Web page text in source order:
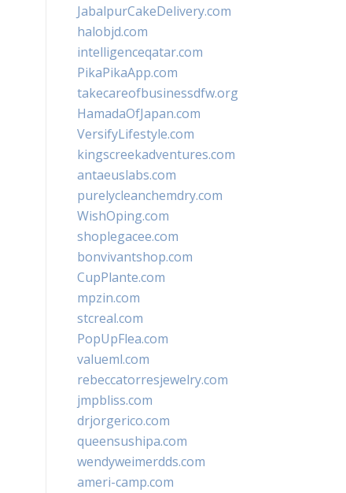
JabalpurCakeDelivery.com
halobjd.com
intelligenceqatar.com
PikaPikaApp.com
takecareofbusinessdfw.org
HamadaOfJapan.com
VersifyLifestyle.com
kingscreekadventures.com
antaeuslabs.com
purelycleanchemdry.com
WishOping.com
shoplegacee.com
bonvivantshop.com
CupPlante.com
mpzin.com
stcreal.com
PopUpFlea.com
valueml.com
rebeccatorresjewelry.com
jmpbliss.com
drjorgerico.com
queensushipa.com
wendyweimerdds.com
ameri-camp.com